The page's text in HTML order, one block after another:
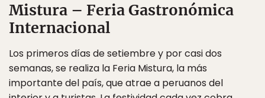
Mistura – Feria Gastronómica
Internacional
Los primeros días de setiembre y por casi dos
semanas, se realiza la Feria Mistura, la más
importante del país, que atrae a peruanos del